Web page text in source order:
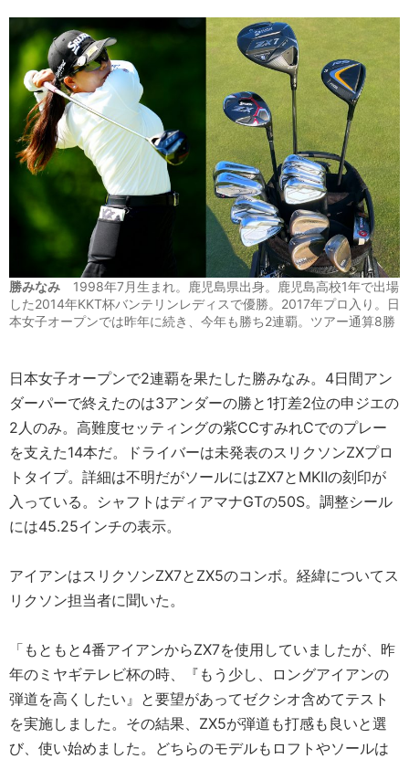
勝みなみ 1998年7月生まれ。鹿児島県出身。鹿児島高校1年で出場
した2014年KKT杯バンテリンレディスで優勝。2017年プロ入り。日
本女子オープンでは昨年に続き、今年も勝ち2連覇。ツアー通算8勝
日本女子オープンで2連覇を果たした勝みなみ。4日間アン
ダーパーで終えたのは3アンダーの勝と1打差2位の申ジエの
2人のみ。高難度セッティングの紫CCすみれCでのプレー
を支えた14本だ。ドライバーは未発表のスリクソンZXプロ
トタイプ。詳細は不明だがソールにはZX7とMKⅡの刻印が
入っている。シャフトはディアマナGTの50S。調整シール
には45.25インチの表示。
アイアンはスリクソンZX7とZX5のコンボ。経緯についてス
リクソン担当者に聞いた。
「もともと4番アイアンからZX7を使用していましたが、昨
年のミヤギテレビ杯の時、『もう少し、ロングアイアンの
弾道を高くしたい』と要望があってゼクシオ含めてテスト
を実施しました。その結果、ZX5が弾道も打感も良いと選
び、使い始めました。どちらのモデルもロフトやソールは